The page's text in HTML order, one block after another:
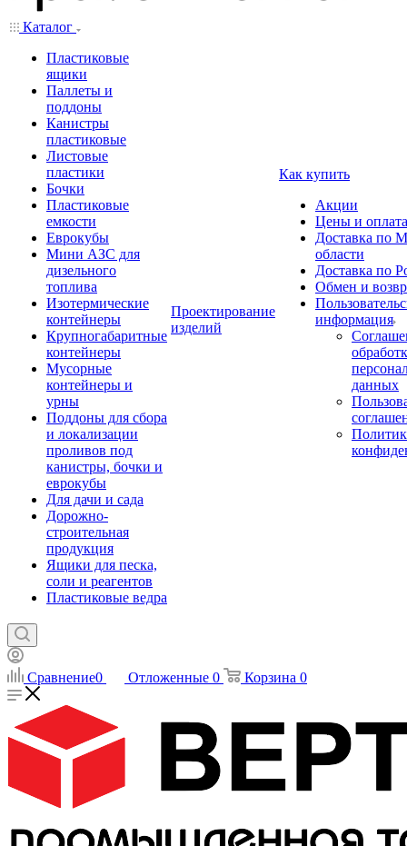
Каталог
Пластиковые
ящики
Паллеты и
поддоны
Канистры
пластиковые
Листовые
пластики
Бочки
Пластиковые
емкости
Еврокубы
Мини АЗС для
дизельного
топлива
Изотермические
контейнеры
Крупногабаритные
контейнеры
Мусорные
контейнеры и
урны
Поддоны для сбора
и локализации
проливов под
канистры, бочки и
еврокубы
Для дачи и сада
Дорожно-
строительная
продукция
Ящики для песка,
соли и реагентов
Пластиковые ведра
Проектирование
изделий
Как купить
Акции
Цены и оплата
Доставка по
области
Доставка по
Обмен и
информация
данных
Сравнение0 Отложенные 0 Корзина 0